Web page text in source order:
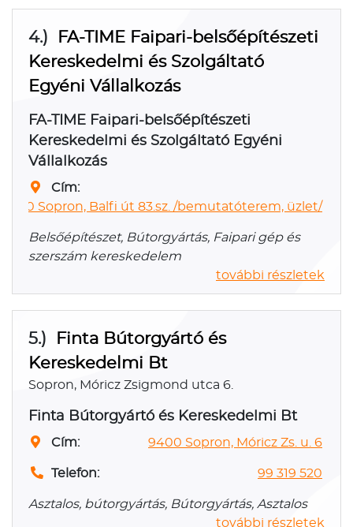
4.)
FA-TIME Faipari-belsőépítészeti
Kereskedelmi és Szolgáltató
Egyéni Vállalkozás
FA-TIME Faipari-belsőépítészeti
Kereskedelmi és Szolgáltató Egyéni
Vállalkozás
Cím:
9400 Sopron, Balfi út 83.sz. /bemutatóterem, üzlet/
Belsőépítészet, Bútorgyártás, Faipari gép és
szerszám kereskedelem
további részletek
5.)
Finta Bútorgyártó és
Kereskedelmi Bt
Sopron, Móricz Zsigmond utca 6.
Finta Bútorgyártó és Kereskedelmi Bt
Cím: 9400 Sopron, Móricz Zs. u. 6
Telefon: 99 319 520
Asztalos, bútorgyártás, Bútorgyártás, Asztalos
további részletek